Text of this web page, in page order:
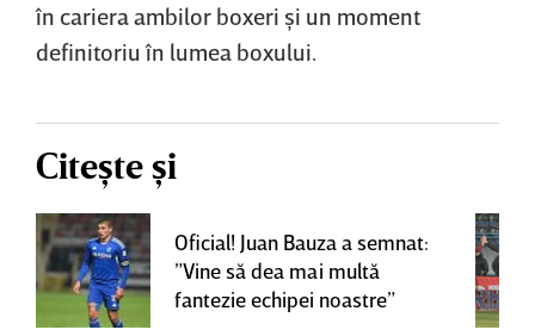
în cariera ambilor boxeri şi un moment
definitoriu în lumea boxului.
Citește și
Oficial! Juan Bauza a semnat:
”Vine să dea mai multă
fantezie echipei noastre”